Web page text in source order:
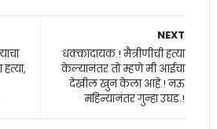
NEXT
धक्कादायक.! मैत्रीणीची हत्या
केल्यानंतर तो म्हणे मी आईचा
देखील खुन केला आहे.! नऊ
महिन्यानंतर गुन्हा उघड.!